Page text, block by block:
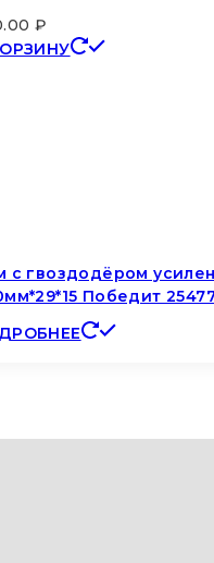
₽
с гвоздодёром
Победит